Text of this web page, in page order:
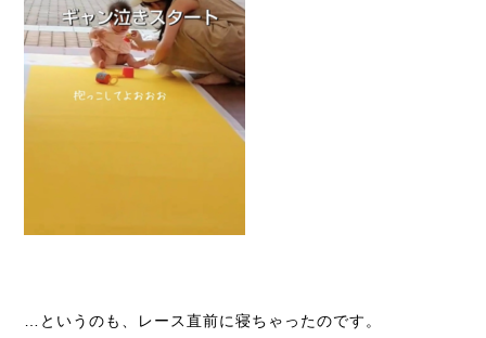
…というのも、レース直前に寝ちゃったのです。